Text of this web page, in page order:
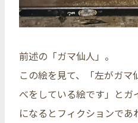
前述の「ガマ仙人」。
この絵を見て、「左がガ
べをしている絵です」と
になるとフィクションで